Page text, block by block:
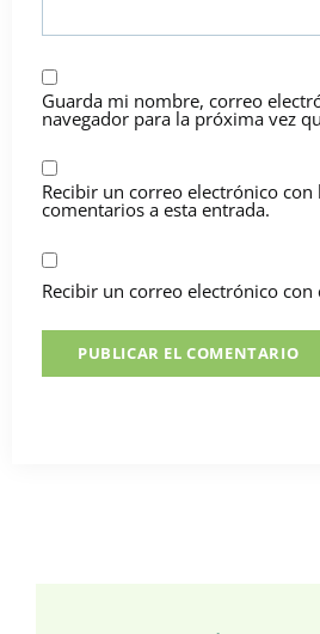
Guarda mi nombre, correo
navegador para la próxima vez
Recibir un correo electrónico con
comentarios a esta entrada.
Recibir un correo electrónico con